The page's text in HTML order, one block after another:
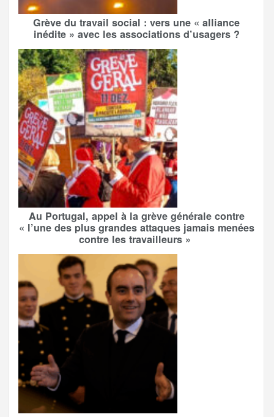
Grève du travail social : vers une « alliance
inédite » avec les associations d’usagers ?
Au Portugal, appel à la grève générale contre
« l’une des plus grandes attaques jamais menées
contre les travailleurs »